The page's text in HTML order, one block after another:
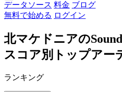
データソース 料金 ブログ
無料で始める ログイン
北マケドニアの
スコア別トップアー
ランキング